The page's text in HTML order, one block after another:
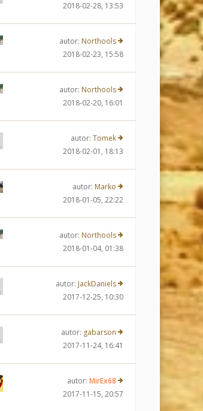
2018-02-28, 13:53
autor: Northools
2018-02-23, 15:58
autor: Northools
2018-02-20, 16:01
autor: Tomek
2018-02-01, 18:13
autor: Marko
2018-01-05, 22:22
autor: Northools
2018-01-04, 01:38
autor: JackDaniels
2017-12-25, 10:30
autor: gabarson
2017-11-24, 16:41
autor: MirEx68
2017-11-15, 20:57